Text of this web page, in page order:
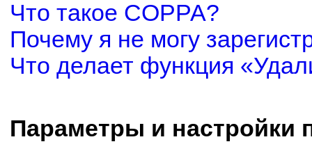
Что такое COPPA?
Почему я не могу
Что делает функция
Параметры и настройки